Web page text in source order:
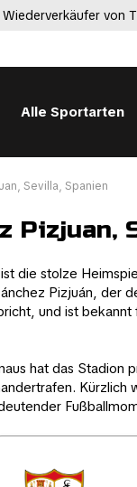
von
Alle Sportarten
Sevilla, Spanien
Pizjuan,
die stolze
Pizjuán, der
und ist
hat das